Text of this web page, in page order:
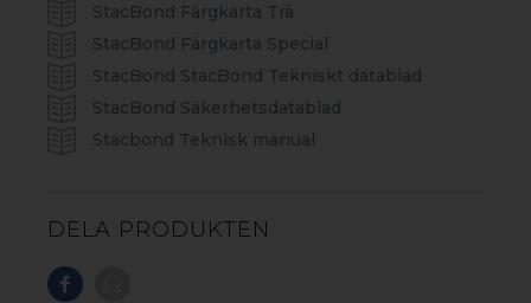
StacBond Färgkarta Trä
StacBond Färgkarta Special
StacBond StacBond Tekniskt datablad
StacBond Säkerhetsdatablad
Stacbond Teknisk manual
DELA PRODUKTEN
bearbetning.